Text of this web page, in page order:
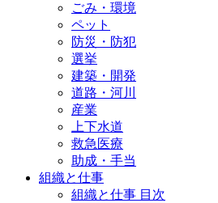
ごみ・環境
ペット
防災・防犯
選挙
建築・開発
道路・河川
産業
上下水道
救急医療
助成・手当
組織と仕事
組織と仕事 目次